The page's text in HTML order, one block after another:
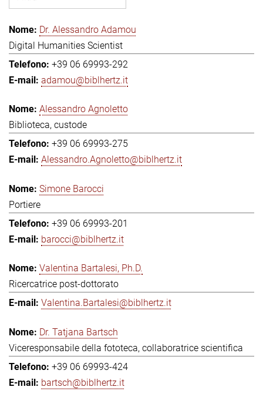
Dr. Alessandro Adamou
Digital Humanities Scientist
+39 06 69993-292
adamou@biblhertz.it
Alessandro Agnoletto
Biblioteca, custode
+39 06 69993-275
Alessandro.Agnoletto@biblhertz.it
Simone Barocci
Portiere
+39 06 69993-201
barocci@biblhertz.it
Valentina Bartalesi, Ph.D.
Ricercatrice post-dottorato
Valentina.Bartalesi@biblhertz.it
Dr. Tatjana Bartsch
Viceresponsabile della fototeca, collaboratrice scientifica
+39 06 69993-424
bartsch@biblhertz.it